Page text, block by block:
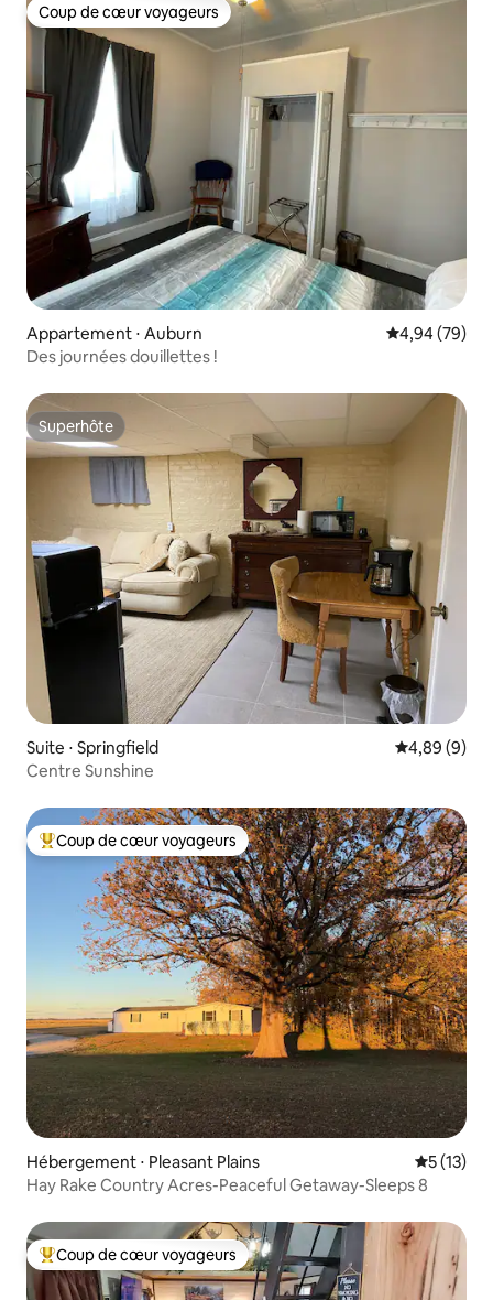
Coup de cœur voyageurs
Coup de cœur voyageurs
Appartement ⋅ Auburn Évaluation
4,94 (79)
Des journées douillettes !
Superhôte
Superhôte
Suite ⋅ Springfield Évaluation
4,89 (9)
Centre Sunshine
Coups de cœur voyageurs les plus appréciés
Coup de cœur voyageurs
Hébergement ⋅ Pleasant Plains
5 (13)
Hay Rake Country Acres-Peaceful Getaway-Sleeps 8
Coups de cœur voyageurs les plus appréciés
Coup de cœur voyageurs